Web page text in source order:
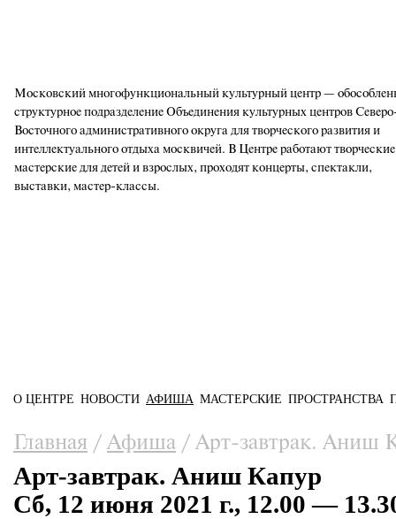
Московский многофункциональный культурный центр —
структурное подразделение Объединения культурных центров
Восточного административного округа для творческого развития и
интеллектуального отдыха москвичей. В Центре работают творческие
мастерские для детей и взрослых, проходят концерты, спектакли,
выставки, мастер-классы.
Главное меню
О ЦЕНТРЕ НОВОСТИ АФИША МАСТЕРСКИЕ ПРОСТРАНСТВА
Вы здесь
Главная / Афиша / Арт-завтрак. Аниш
Арт-завтрак. Аниш Капур
Сб, 12 июня 2021 г., 12.00 —